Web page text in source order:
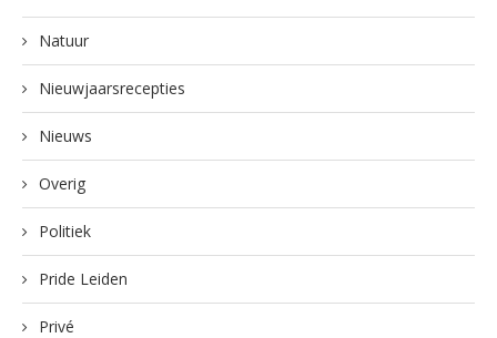
Natuur
Nieuwjaarsrecepties
Nieuws
Overig
Politiek
Pride Leiden
Privé